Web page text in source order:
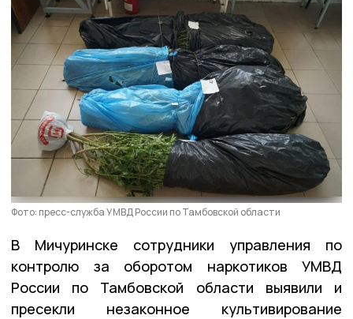
Фото: пресс-служба УМВД России по Тамбовской области
В Мичуринске сотрудники управления по
контролю за оборотом наркотиков УМВД
России по Тамбовской области выявили и
пресекли незаконное культивирование